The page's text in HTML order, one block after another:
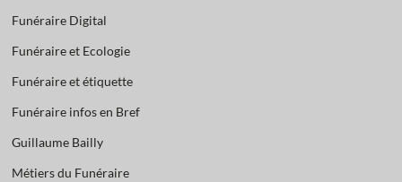
Funéraire Digital
Funéraire et Ecologie
Funéraire et étiquette
Funéraire infos en Bref
Guillaume Bailly
Métiers du Funéraire